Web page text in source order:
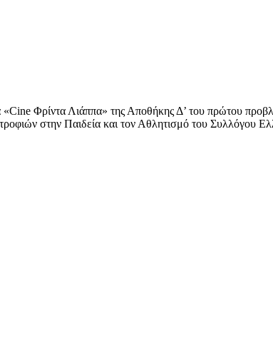
Φρίντα Λιάππα» της Αποθήκης Δ’ του πρώτου
στην Παιδεία και τον Αθλητισμό του Συλλόγου